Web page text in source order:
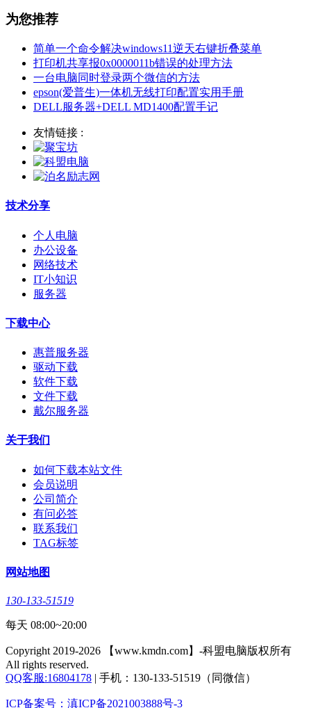
为您推荐
简单一个命令解决windows11逆天右键折叠菜单
打印机共享报0x0000011b错误的处理方法
一台电脑同时登录两个微信的方法
epson(爱普生)一体机无线打印配置实用手册
DELL服务器+DELL MD1400配置手记
友情链接 :
技术分享
个人电脑
办公设备
网络技术
IT小知识
服务器
下载中心
惠普服务器
驱动下载
软件下载
文件下载
戴尔服务器
关于我们
如何下载本站文件
会员说明
公司简介
有问必答
联系我们
TAG标签
网站地图
130-133-51519
每天 08:00~20:00
Copyright 2019-2026 【www.kmdn.com】-科盟电脑版权所有
All rights reserved.
QQ客服:16804178 | 手机：130-133-51519（同微信）
ICP备案号：滇ICP备2021003888号-3